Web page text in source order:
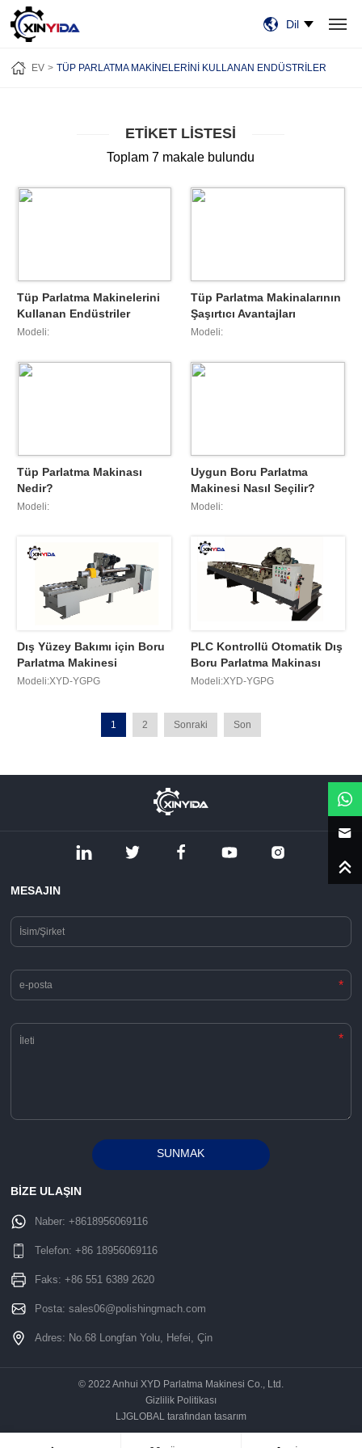
EV
ÜRÜN:% S
VIDEO
VAKALAR
HABERLER
HAKKIMIZDA
BİZE ULAŞIN
Dil
EV TÜP PARLATMA MAKINELERINI KULLANAN ENDÜSTRILER
ETIKET LISTESI
Toplam 7 makale bulundu
Tüp Parlatma Makinelerini
Kullanan Endüstriler
Modeli:
Tüp Parlatma Makinalarının
Şaşırtıcı Avantajları
Modeli:
Tüp Parlatma Makinası
Nedir?
Modeli:
Uygun Boru Parlatma
Makinesi Nasıl Seçilir?
Modeli:
Dış Yüzey Bakımı için Boru
Parlatma Makinesi
Modeli:XYD-YGPG
PLC Kontrollü Otomatik Dış
Boru Parlatma Makinası
Modeli:XYD-YGPG
1 2 Sonraki Son
MESAJIN
*
*
SUNMAK
BİZE ULAŞIN
Naber:+8618956069116
Telefon:+86 18956069116
Faks: +86 551 6389 2620
Posta:sales06@polishingmach.com
Adres: No.68 Longfan Yolu, Hefei, Çin
© 2022 Anhui XYD Parlatma Makinesi Co., Ltd.
Gizlilik Politikası
LJGLOBAL tarafından tasarım